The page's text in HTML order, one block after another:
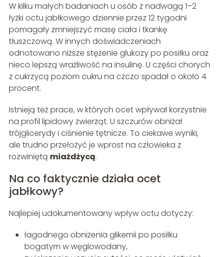
W kilku małych badaniach u osób z nadwagą 1–2
łyżki octu jabłkowego dziennie przez 12 tygodni
pomagały zmniejszyć masę ciała i tkankę
tłuszczową. W innych doświadczeniach
odnotowano niższe stężenie glukozy po posiłku oraz
nieco lepszą wrażliwość na insulinę. U części chorych
z cukrzycą poziom cukru na czczo spadał o około 4
procent.
Istnieją też prace, w których ocet wpływał korzystnie
na profil lipidowy zwierząt. U szczurów obniżał
trójglicerydy i ciśnienie tętnicze. To ciekawe wyniki,
ale trudno przełożyć je wprost na człowieka z
rozwiniętą miażdżycą.
Na co faktycznie działa ocet
jabłkowy?
Najlepiej udokumentowany wpływ octu dotyczy:
łagodnego obniżenia glikemii po posiłku
bogatym w węglowodany,